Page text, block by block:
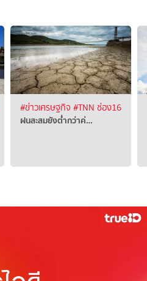
#ข่าวเศรษฐกิจ #TNN ช่อง16
ฝนสะสมยังต่ำกว่าค่…